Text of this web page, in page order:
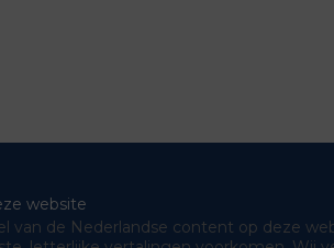
website
van de Nederlandse content op deze